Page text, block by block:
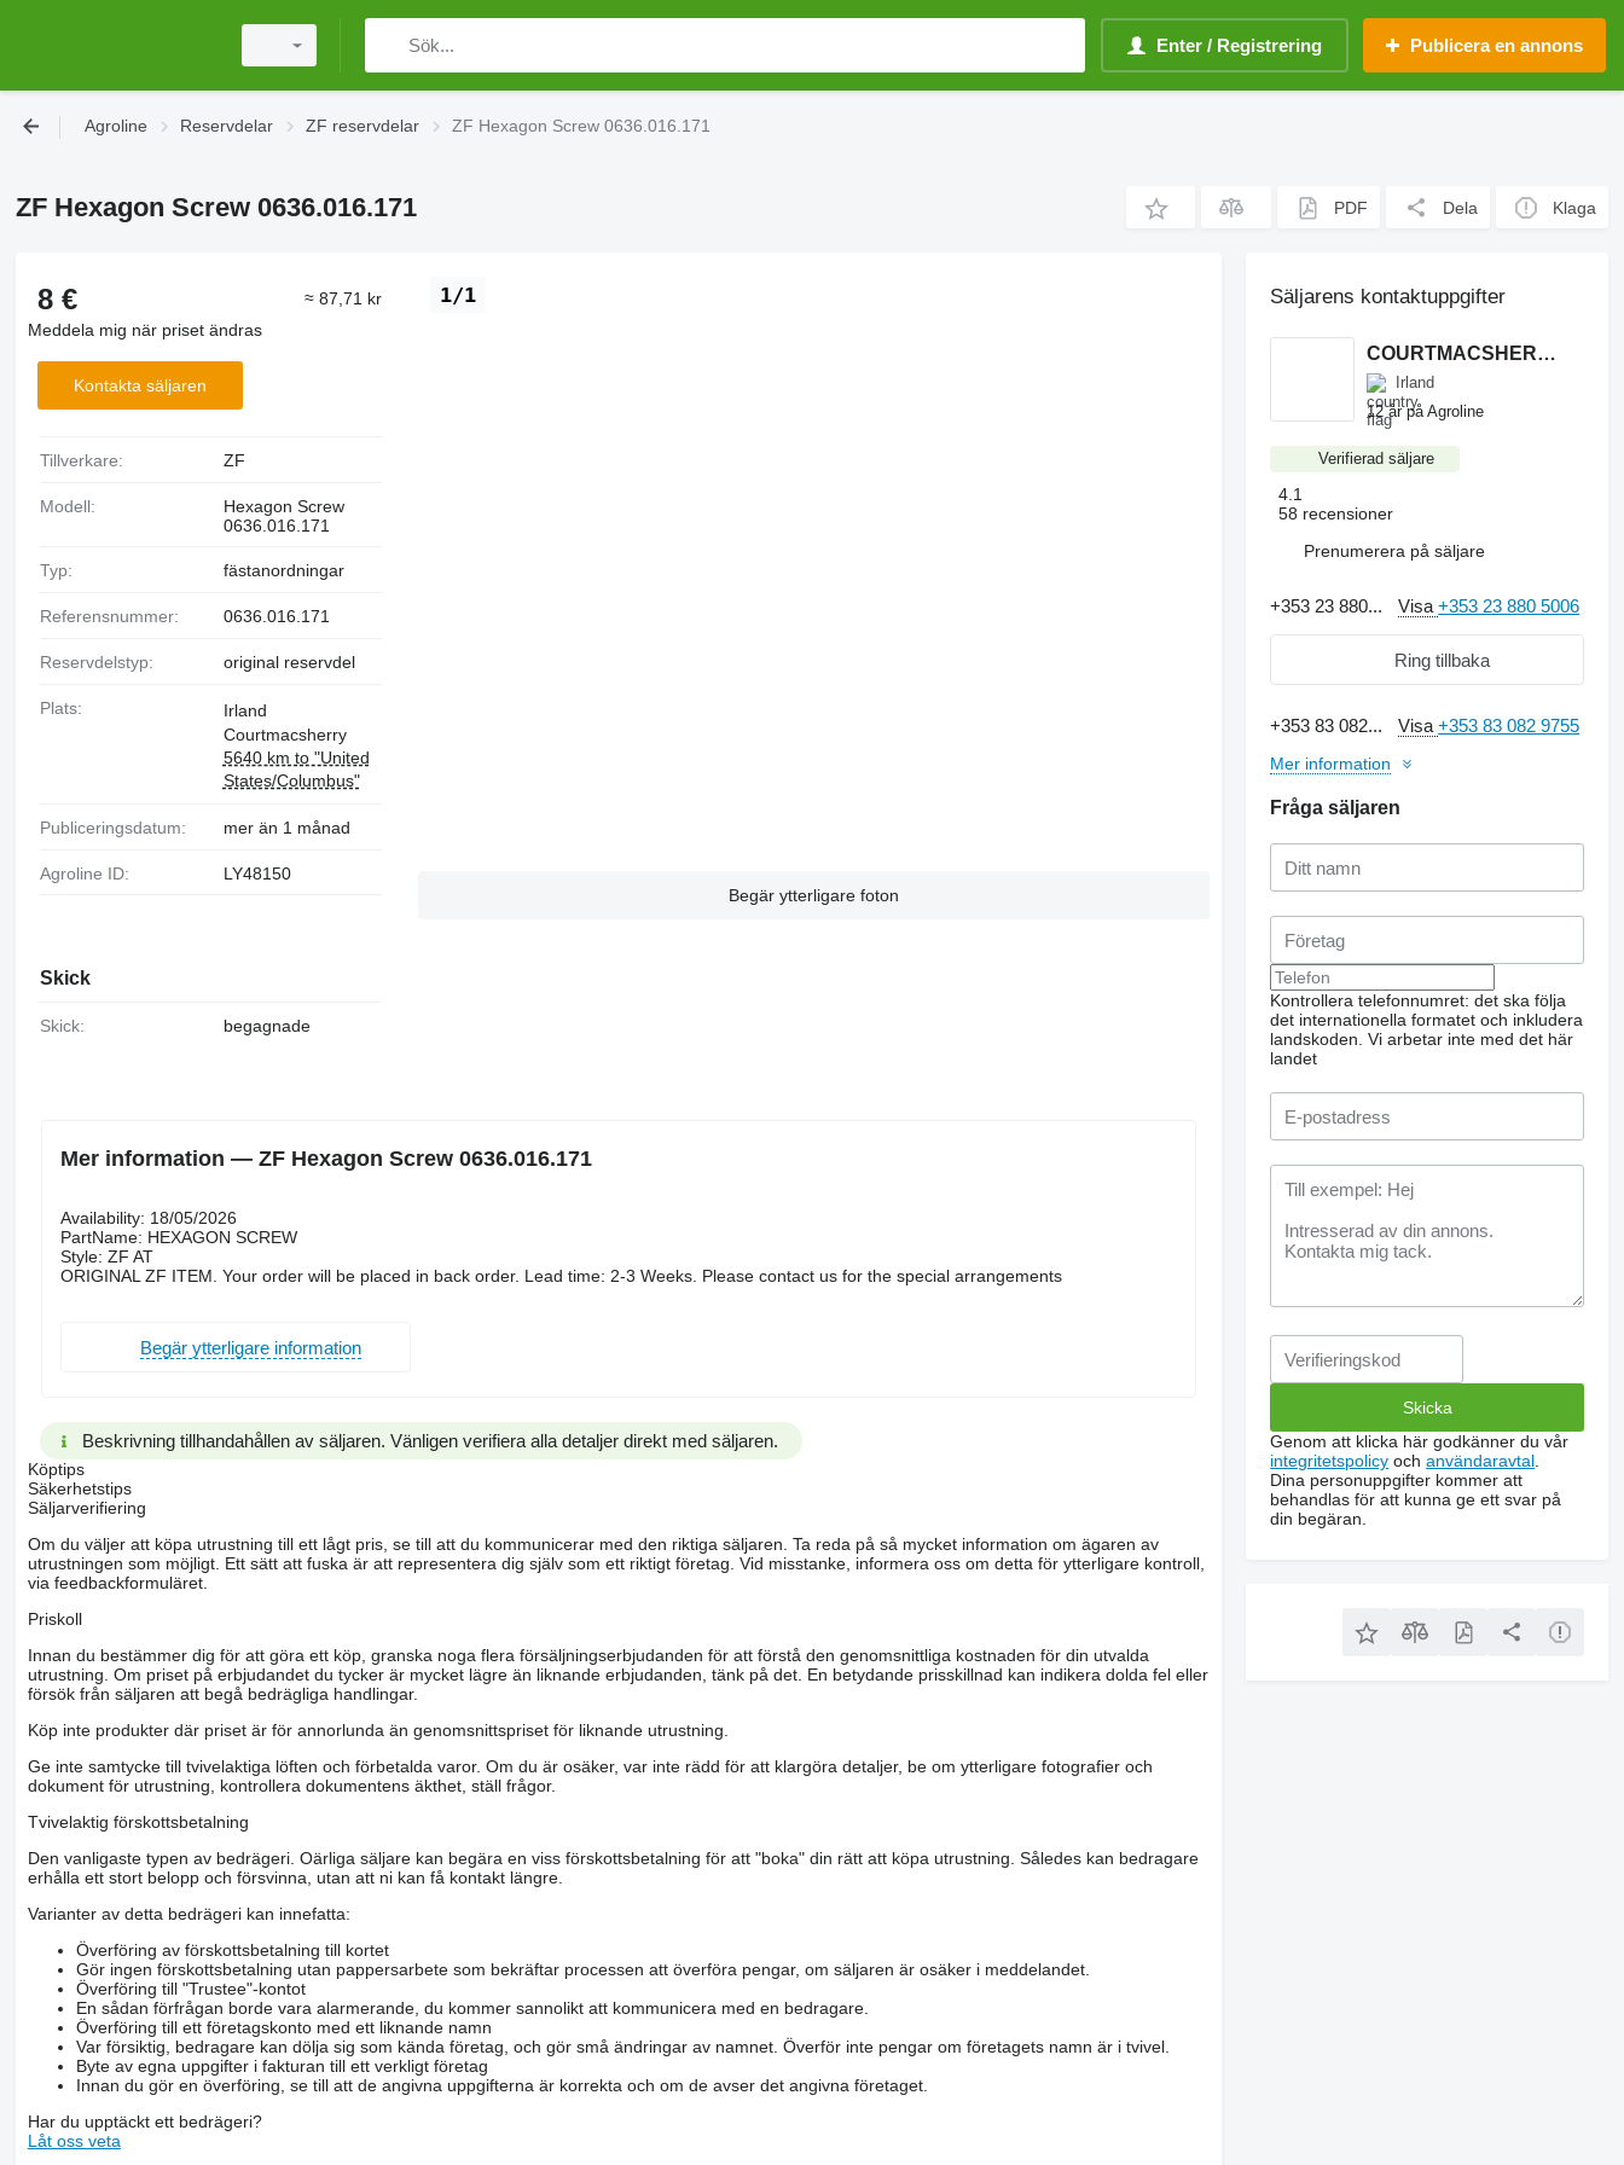
Enter / Registrering Publicera en annons
Agroline Reservdelar ZF reservdelar ZF Hexagon Screw 0636.016.171
ZF Hexagon Screw 0636.016.171 PDF Dela Klaga
1/1
Begär ytterligare foton
8 €
≈ 87,71 kr
Meddela mig när priset ändras
Kontakta säljaren
Tillverkare: ZF
Modell:
Hexagon Screw
0636.016.171
Typ: fästanordningar
Referensnummer: 0636.016.171
Reservdelstyp: original reservdel
Plats:
Irland
Courtmacsherry
5640 km to "United
States/Columbus"
Publiceringsdatum: mer än 1 månad
Agroline ID: LY48150
Skick
Skick: begagnade
Mer information — ZF Hexagon Screw 0636.016.171
Availability: 18/05/2026
PartName: HEXAGON SCREW
Style: ZF AT
ORIGINAL ZF ITEM. Your order will be placed in back order. Lead time: 2-3 Weeks. Please contact us for the special arrangements
Begär ytterligare information
Beskrivning tillhandahållen av säljaren. Vänligen verifiera alla detaljer direkt med säljaren.
Köptips
Säkerhetstips
Säljarverifiering
Om du väljer att köpa utrustning till ett lågt pris, se till att du kommunicerar med den riktiga säljaren. Ta reda på så mycket information om ägaren av
utrustningen som möjligt. Ett sätt att fuska är att representera dig själv som ett riktigt företag. Vid misstanke, informera oss om detta för ytterligare kontroll,
via feedbackformuläret.
Priskoll
Innan du bestämmer dig för att göra ett köp, granska noga flera försäljningserbjudanden för att förstå den genomsnittliga kostnaden för din utvalda
utrustning. Om priset på erbjudandet du tycker är mycket lägre än liknande erbjudanden, tänk på det. En betydande prisskillnad kan indikera dolda fel eller
försök från säljaren att begå bedrägliga handlingar.
Köp inte produkter där priset är för annorlunda än genomsnittspriset för liknande utrustning.
Ge inte samtycke till tvivelaktiga löften och förbetalda varor. Om du är osäker, var inte rädd för att klargöra detaljer, be om ytterligare fotografier och
dokument för utrustning, kontrollera dokumentens äkthet, ställ frågor.
Tvivelaktig förskottsbetalning
Den vanligaste typen av bedrägeri. Oärliga säljare kan begära en viss förskottsbetalning för att "boka" din rätt att köpa utrustning. Således kan bedragare
erhålla ett stort belopp och försvinna, utan att ni kan få kontakt längre.
Varianter av detta bedrägeri kan innefatta:
Överföring av förskottsbetalning till kortet
Gör ingen förskottsbetalning utan pappersarbete som bekräftar processen att överföra pengar, om säljaren är osäker i meddelandet.
Överföring till "Trustee"-kontot
En sådan förfrågan borde vara alarmerande, du kommer sannolikt att kommunicera med en bedragare.
Överföring till ett företagskonto med ett liknande namn
Var försiktig, bedragare kan dölja sig som kända företag, och gör små ändringar av namnet. Överför inte pengar om företagets namn är i tvivel.
Byte av egna uppgifter i fakturan till ett verkligt företag
Innan du gör en överföring, se till att de angivna uppgifterna är korrekta och om de avser det angivna företaget.
Har du upptäckt ett bedrägeri?
Låt oss veta
Säljarens kontaktuppgifter
COURTMACSHERRY MACHINERY LTD
Irland
12 år på Agroline
Verifierad säljare
4.1
58 recensioner
Prenumerera på säljare
+353 23 880... Visa+353 23 880 5006
Ring tillbaka
+353 83 082... Visa+353 83 082 9755
Mer information
Fråga säljaren
Kontrollera telefonnumret: det ska följa
det internationella formatet och inkludera
landskoden. Vi arbetar inte med det här
landet
Genom att klicka här godkänner du vår
integritetspolicy ochanvändaravtal
Dina personuppgifter kommer att
behandlas för att kunna ge ett svar på
din begäran.